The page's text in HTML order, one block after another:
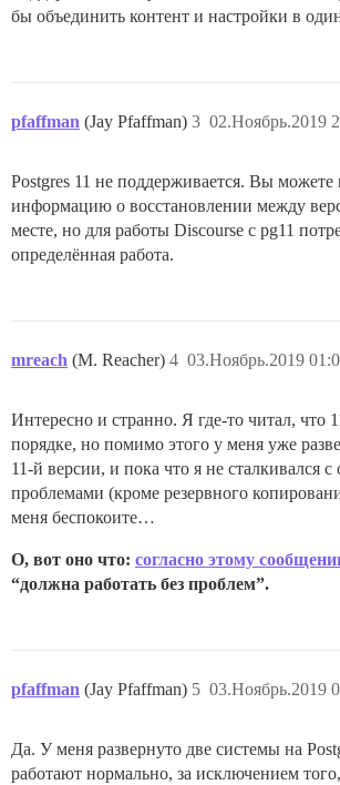
бы объединить контент и настройки в
pfaffman (Jay Pfaffman) 02.Ноябрь.2019
3
Postgres 11 не поддерживается. Вы можете
информацию о восстановлении между
месте, но для работы Discourse с pg11
определённая работа.
mreach (M. Reacher) 03.Ноябрь.2019
4
Интересно и странно. Я где-то читал, что
порядке, но помимо этого у меня уже
11-й версии, и пока что я не сталкивался
проблемами (кроме резервного
меня беспокоите…
О, вот оно что: согласно этому
“должна работать без проблем”.
pfaffman (Jay Pfaffman) 03.Ноябрь.2019
5
Да. У меня развернуто две системы на
работают нормально, за исключением